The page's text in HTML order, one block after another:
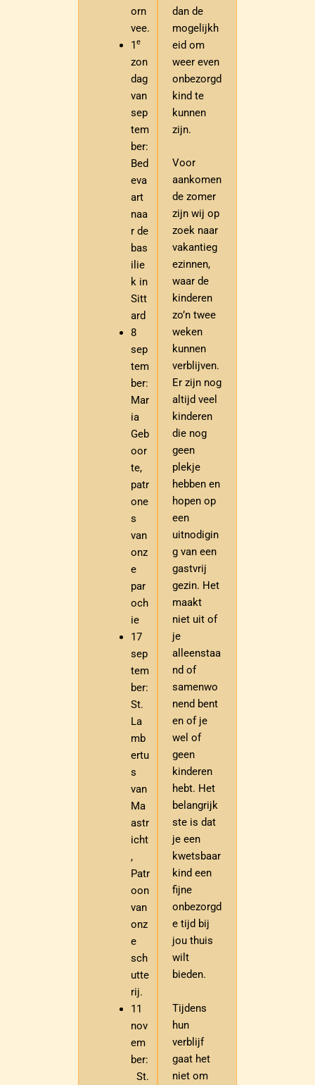
orn
vee.
1e
zon
dag
van
sep
tem
ber:
Bed
eva
art
naa
r de
bas
ilie
k in
Sitt
ard
8
sep
tem
ber:
Mar
ia
Geb
oor
te,
patr
one
s
van
onz
e
par
och
ie
17
sep
tem
ber:
St.
La
mb
ertu
s
van
Ma
astr
icht
,
Patr
oon
van
onz
e
sch
utte
rij.
11
nov
em
ber:
St.
dan de
mogelijkh
eid om
weer even
onbezorgd
kind te
kunnen
zijn.
Voor
aankomen
de zomer
zijn wij op
zoek naar
vakantieg
ezinnen,
waar de
kinderen
zo’n twee
weken
kunnen
verblijven.
Er zijn nog
altijd veel
kinderen
die nog
geen
plekje
hebben en
hopen op
een
uitnodigin
g van een
gastvrij
gezin. Het
maakt
niet uit of
je
alleenstaa
nd of
samenwo
nend bent
en of je
wel of
geen
kinderen
hebt. Het
belangrijk
ste is dat
je een
kwetsbaar
kind een
fijne
onbezorgd
e tijd bij
jou thuis
wilt
bieden.
Tijdens
hun
verblijf
gaat het
niet om